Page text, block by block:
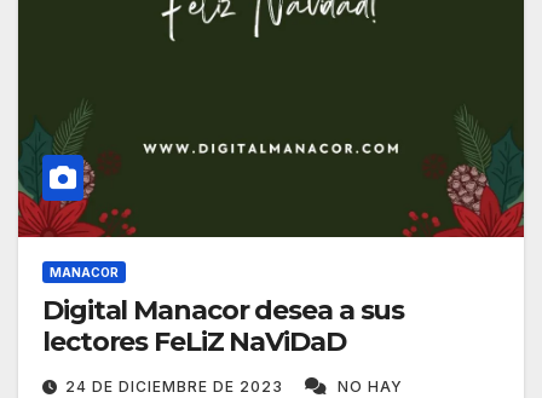
MANACOR
Digital Manacor desea a sus
lectores FeLiZ NaViDaD
24 DE DICIEMBRE DE 2023
NO HAY